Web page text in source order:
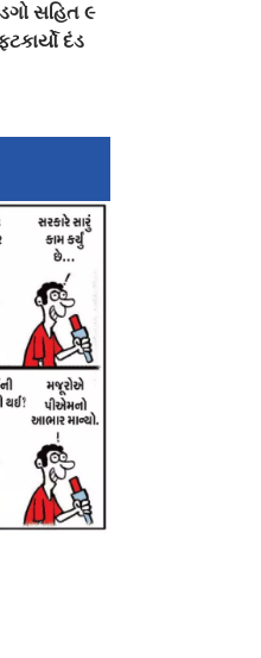
અને
વચ્ચે
સહિત ૯
દંડ